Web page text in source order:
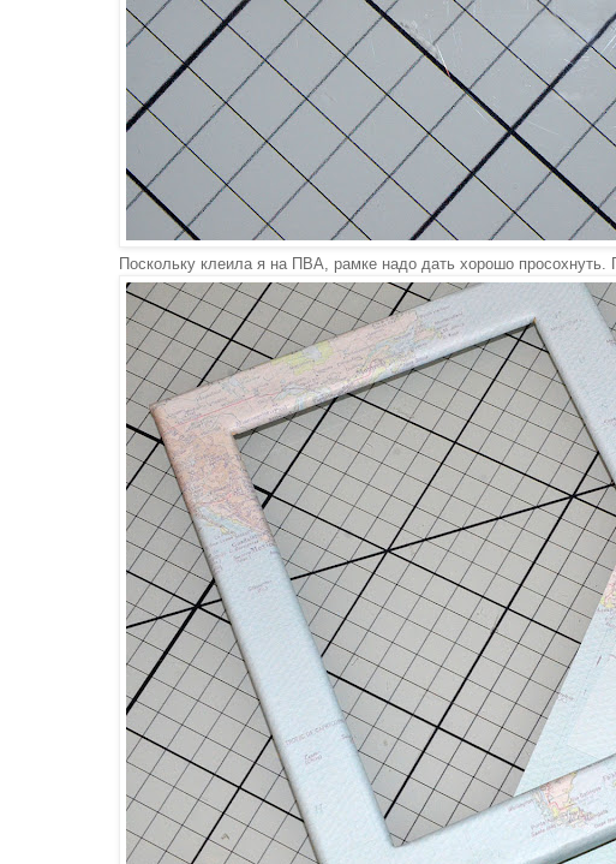
Поскольку клеила я на ПВА, рамке надо дать хорошо просохнуть.